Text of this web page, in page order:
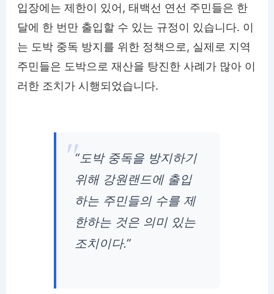
입장에는 제한이 있어, 태백선 연선 주민들은 한
달에 한 번만 출입할 수 있는 규정이 있습니다. 이
는 도박 중독 방지를 위한 정책으로, 실제로 지역
주민들은 도박으로 재산을 탕진한 사례가 많아 이
러한 조치가 시행되었습니다.
“도박 중독을 방지하기
위해 강원랜드에 출입
하는 주민들의 수를 제
한하는 것은 의미 있는
조치이다.”